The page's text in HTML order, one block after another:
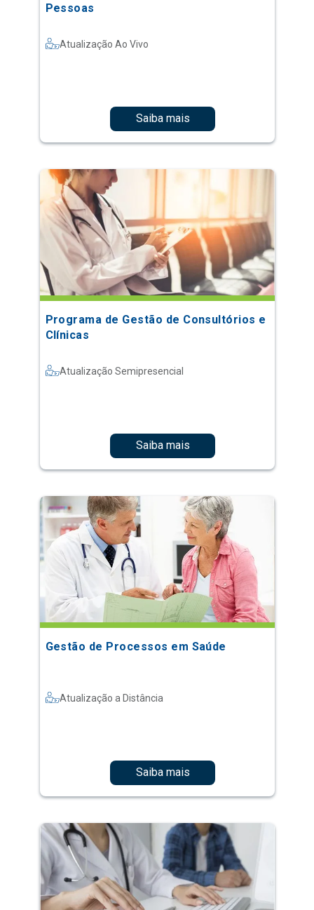
Pessoas
Atualização Ao Vivo
Saiba mais
Programa de Gestão de Consultórios e
Clínicas
Atualização Semipresencial
Saiba mais
Gestão de Processos em Saúde
Atualização a Distância
Saiba mais